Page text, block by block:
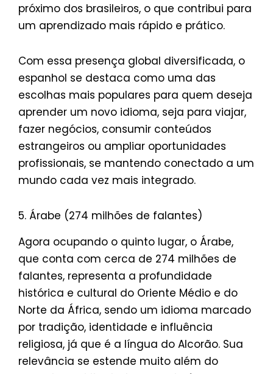
próximo dos brasileiros, o que contribui para
um aprendizado mais rápido e prático.
Com essa presença global diversificada, o
espanhol se destaca como uma das
escolhas mais populares para quem deseja
aprender um novo idioma, seja para viajar,
fazer negócios, consumir conteúdos
estrangeiros ou ampliar oportunidades
profissionais, se mantendo conectado a um
mundo cada vez mais integrado.
5. Árabe (274 milhões de falantes)
Agora ocupando o quinto lugar, o Árabe,
que conta com cerca de 274 milhões de
falantes, representa a profundidade
histórica e cultural do Oriente Médio e do
Norte da África, sendo um idioma marcado
por tradição, identidade e influência
religiosa, já que é a língua do Alcorão. Sua
relevância se estende muito além do